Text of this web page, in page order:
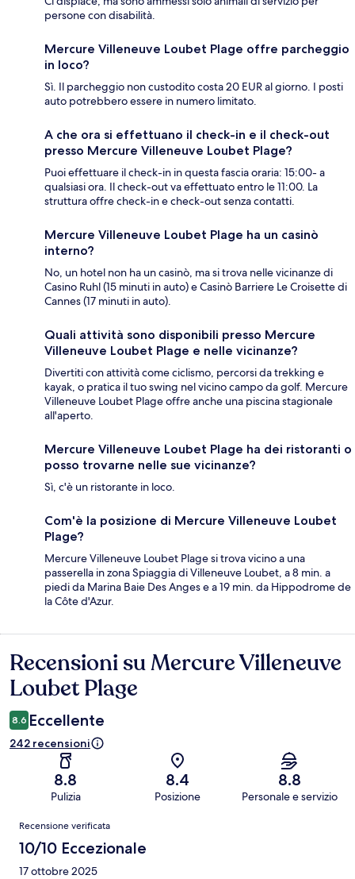
persone con disabilità.
Mercure Villeneuve Loubet Plage offre parcheggio
in loco?
Sì. Il parcheggio non custodito costa 20 EUR al giorno. I posti
auto potrebbero essere in numero limitato.
A che ora si effettuano il check-in e il check-out
presso Mercure Villeneuve Loubet Plage?
Puoi effettuare il check-in in questa fascia oraria: 15:00- a
qualsiasi ora. Il check-out va effettuato entro le 11:00. La
struttura offre check-in e check-out senza contatti.
Mercure Villeneuve Loubet Plage ha un casinò
interno?
No, un hotel non ha un casinò, ma si trova nelle vicinanze di
Casino Ruhl (15 minuti in auto) e Casinò Barriere Le Croisette di
Cannes (17 minuti in auto).
Quali attività sono disponibili presso Mercure
Villeneuve Loubet Plage e nelle vicinanze?
Divertiti con attività come ciclismo, percorsi da trekking e
kayak, o pratica il tuo swing nel vicino campo da golf. Mercure
Villeneuve Loubet Plage offre anche una piscina stagionale
all'aperto.
Mercure Villeneuve Loubet Plage ha dei ristoranti o
posso trovarne nelle sue vicinanze?
Sì, c'è un ristorante in loco.
Com'è la posizione di Mercure Villeneuve Loubet
Plage?
Mercure Villeneuve Loubet Plage si trova vicino a una
passerella in zona Spiaggia di Villeneuve Loubet, a 8 min. a
piedi da Marina Baie Des Anges e a 19 min. da Hippodrome de
la Côte d'Azur.
Recensioni
Recensioni su Mercure Villeneuve
Loubet Plage
8.6 Eccellente
242 recensioni
8.8
Pulizia
8.4
Posizione
8.8
Personale e servizio
Recensioni
Recensione verificata
10/10 Eccezionale
17 ottobre 2025